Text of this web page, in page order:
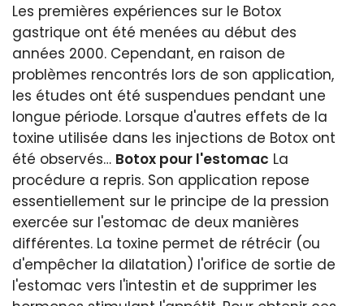
Les premières expériences sur le Botox
gastrique ont été menées au début des
années 2000. Cependant, en raison de
problèmes rencontrés lors de son application,
les études ont été suspendues pendant une
longue période. Lorsque d'autres effets de la
toxine utilisée dans les injections de Botox ont
été observés… Botox pour l'estomac La
procédure a repris. Son application repose
essentiellement sur le principe de la pression
exercée sur l'estomac de deux manières
différentes. La toxine permet de rétrécir (ou
d'empêcher la dilatation) l'orifice de sortie de
l'estomac vers l'intestin et de supprimer les